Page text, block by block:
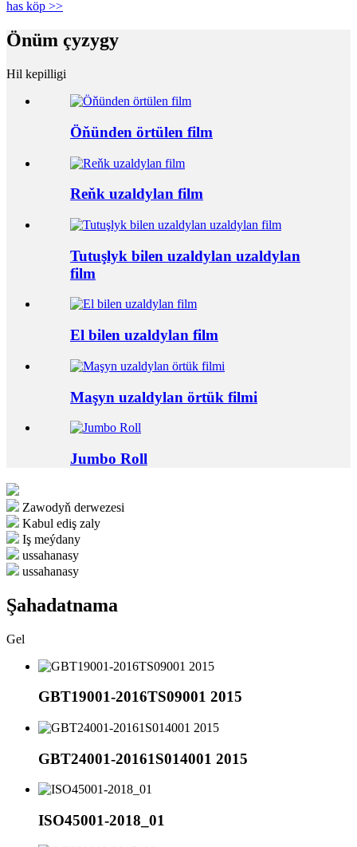
has köp >>
Önüm çyzygy
Hil kepilligi
Öňünden örtülen film
Reňk uzaldylan film
Tutuşlyk bilen uzaldylan uzaldylan
film
El bilen uzaldylan film
Maşyn uzaldylan örtük filmi
Jumbo Roll
Zawodyň derwezesi
Kabul ediş zaly
Iş meýdany
ussahanasy
ussahanasy
Şahadatnama
Gel
GBT19001-2016TS09001 2015
GBT24001-20161S014001 2015
ISO45001-2018_01